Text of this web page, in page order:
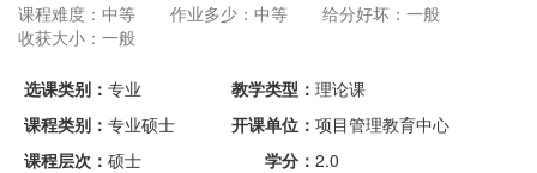
课程难度：中等
作业多少：中等
给分好坏：一般
收获大小：一般
选课类别： 专业 教学类型： 理论课
课程类别： 专业硕士 开课单位： 项目管理教育中心
课程层次： 硕士 学分： 2.0